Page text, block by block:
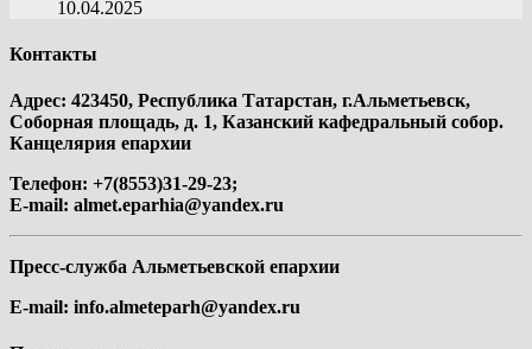
10.04.2025
Контакты
Адрес: 423450, Республика Татарстан, г.Альметьевск,
Соборная площадь, д. 1, Казанский кафедральный собор.
Канцелярия епархии
Телефон: +7(8553)31-29-23;
E-mail: almet.eparhia@yandex.ru
Пресс-служба Альметьевской епархии
E-mail: info.almeteparh@yandex.ru